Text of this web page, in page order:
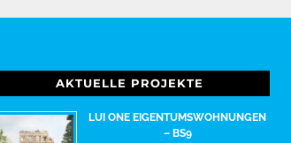
AKTUELLE PROJEKTE
LUI ONE EIGENTUMSWOHNUNGEN
– BS9